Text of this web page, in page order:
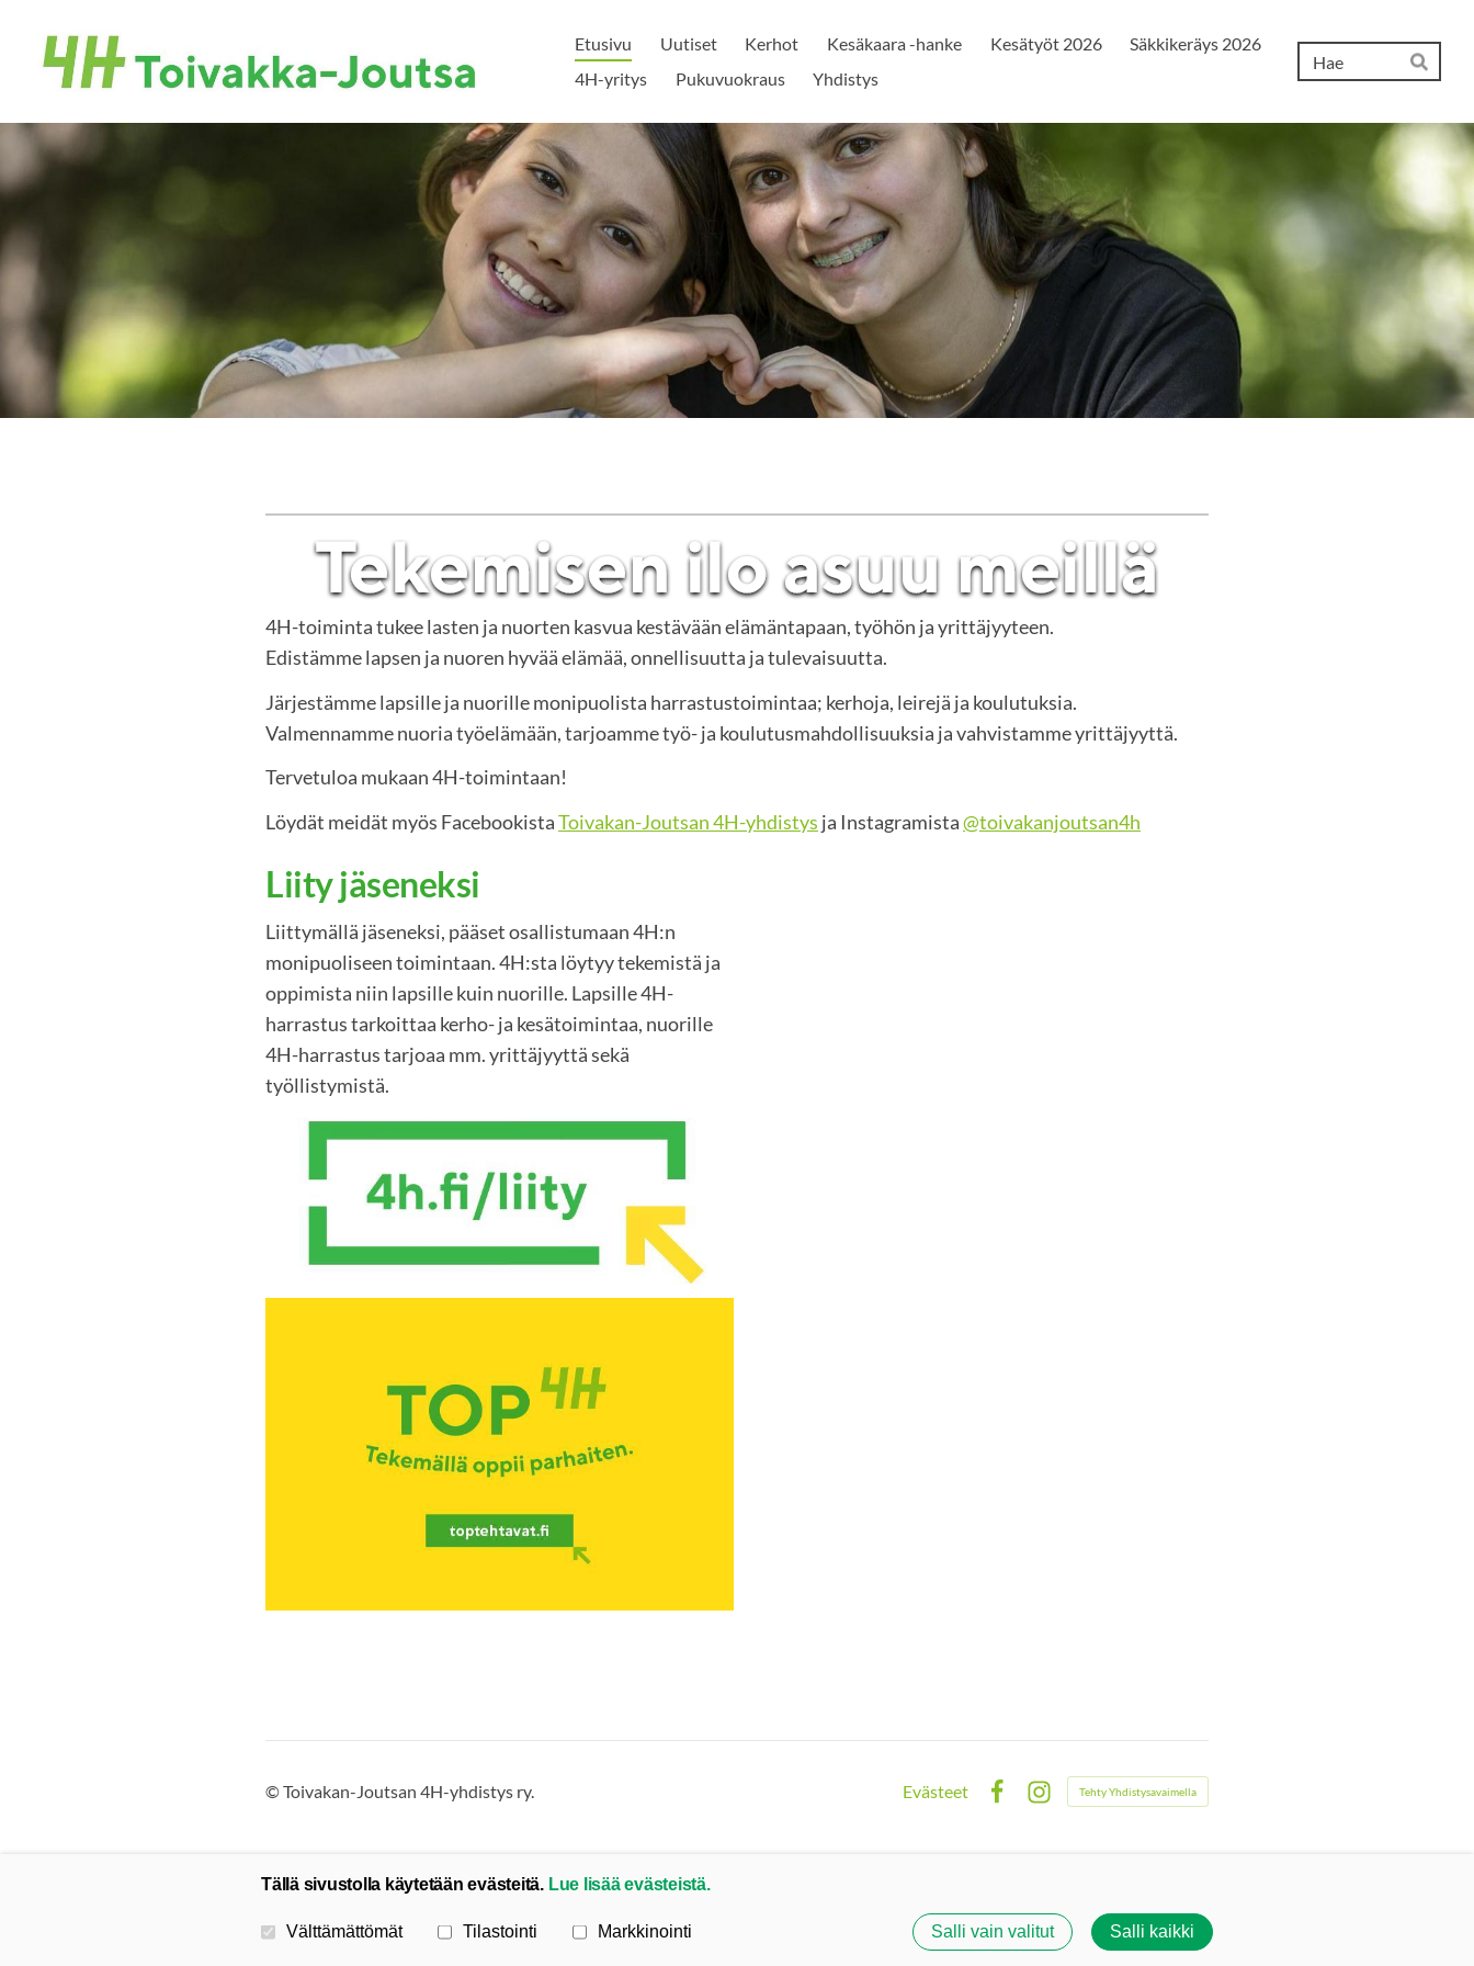
sivun
sisältöön
Toivakan-Joutsan 4H-yhdistys ry.
Etusivu Uutiset Kerhot Kesäkaara -hanke Kesätyöt 2026
Säkkikeräys 2026
4H-yritys
Pukuvuokraus Yhdistys Hae
4H-toiminta tukee lasten ja nuorten kasvua kestävään elämäntapaan, työhön ja yrittäjyyteen.
Edistämme lapsen ja nuoren hyvää elämää, onnellisuutta ja tulevaisuutta.
Järjestämme lapsille ja nuorille monipuolista harrastustoimintaa; kerhoja, leirejä ja koulutuksia.
Valmennamme nuoria työelämään, tarjoamme työ- ja koulutusmahdollisuuksia ja vahvistamme yrittäjyyttä.
Tervetuloa mukaan 4H-toimintaan!
Löydät meidät myös FacebookistaToivakan-Joutsan 4H-yhdistys ja Instagramista@toivakanjoutsan4h
Liity jäseneksi
Liittymällä jäseneksi, pääset osallistumaan 4H:n
monipuoliseen toimintaan. 4H:sta löytyy tekemistä ja
oppimista niin lapsille kuin nuorille. Lapsille 4H-
harrastus tarkoittaa kerho- ja kesätoimintaa, nuorille
4H-harrastus tarjoaa mm. yrittäjyyttä sekä
työllistymistä.
©Toivakan-Joutsan 4H-yhdistys ry.
Evästeet
Instagram
Tehty Yhdistysavaimella
Tällä sivustolla käytetään evästeitä. Lue lisää evästeistä.
Valitse käytettävät evästeet
Välttämättömät Tilastointi Markkinointi Salli vain valitut Salli kaikki